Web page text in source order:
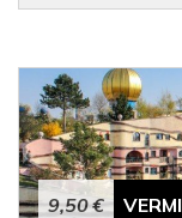
9,50 €